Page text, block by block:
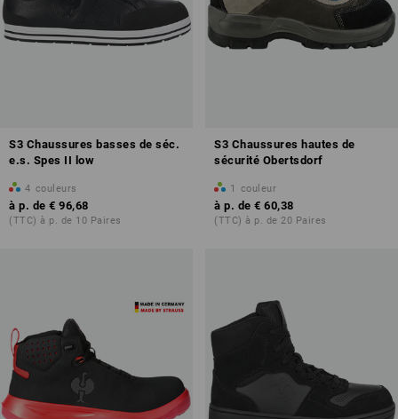
S3 Chaussures basses de séc.
e.s. Spes II low
4 couleurs
à p. de € 96,68
(TTC) à p. de 10 Paires
S3 Chaussures hautes de
sécurité Obertsdorf
1 couleur
à p. de € 60,38
(TTC) à p. de 20 Paires